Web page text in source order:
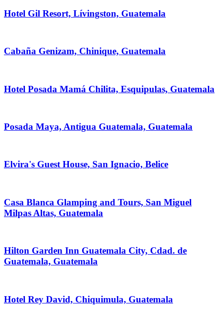
Hotel Gil Resort, Lívingston, Guatemala
Cabaña Genizam, Chinique, Guatemala
Hotel Posada Mamá Chilita, Esquipulas, Guatemala
Posada Maya, Antigua Guatemala, Guatemala
Elvira's Guest House, San Ignacio, Belice
Casa Blanca Glamping and Tours, San Miguel
Milpas Altas, Guatemala
Hilton Garden Inn Guatemala City, Cdad. de
Guatemala, Guatemala
Hotel Rey David, Chiquimula, Guatemala